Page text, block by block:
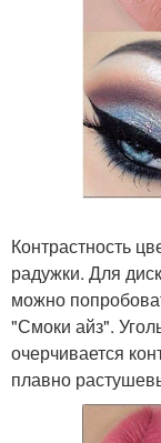
Контрастность
радужки. Для
можно
"Смоки айз".
очерчивается
плавно